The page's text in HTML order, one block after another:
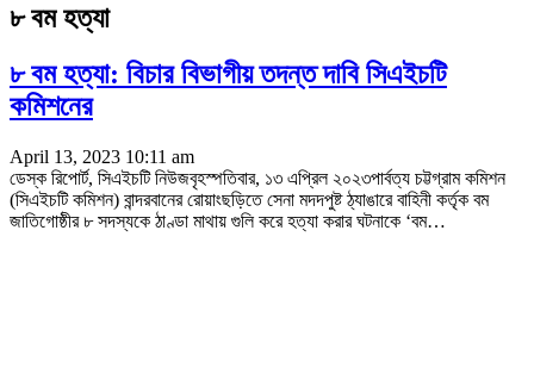
৮ বম হত্যা
৮ বম হত্যা: বিচার বিভাগীয় তদন্ত দাবি সিএইচটি
কমিশনের
April 13, 2023 10:11 am
ডেস্ক রিপোর্ট, সিএইচটি নিউজবৃহস্পতিবার, ১৩ এপ্রিল ২০২৩পার্বত্য চট্টগ্রাম কমিশন
(সিএইচটি কমিশন) বান্দরবানের রোয়াংছড়িতে সেনা মদদপুষ্ট ঠ্যাঙারে বাহিনী কর্তৃক বম
জাতিগোষ্ঠীর ৮ সদস্যকে ঠাণ্ডা মাথায় গুলি করে হত্যা করার ঘটনাকে ‘বম…